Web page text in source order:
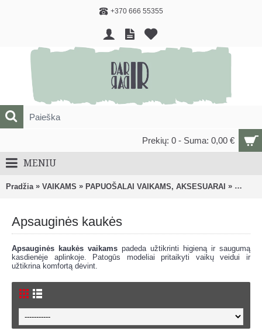
+370 666 55355
Prekių: 0 - Suma: 0,00 €
MENIU
Pradžia » VAIKAMS » PAPUOŠALAI VAIKAMS, AKSESUARAI »
Apsauginės kaukės
Apsauginės kaukės vaikams padeda užtikrinti higieną ir saugumą
kasdienėje aplinkoje. Patogūs modeliai pritaikyti vaikų veidui ir
užtikrina komfortą dėvint.